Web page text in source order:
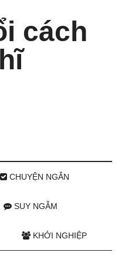
cách
CHUYỆN NGẮN
SUY NGẪM
KHỞI NGHIỆP